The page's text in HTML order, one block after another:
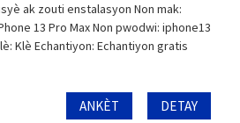
ak zouti enstalasyon Non mak:
13 Pro Max Non pwodwi: iphone13
Klè Echantiyon: Echantiyon gratis
ANKÈT DETAY